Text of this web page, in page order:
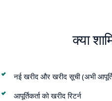
क्या
नई खरीद और खरीद सूची (अभी
आपूर्तिकर्ता को खरीद रिटर्न